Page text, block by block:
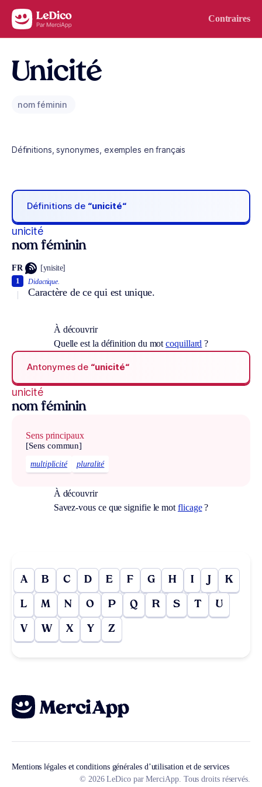
Aller au contenu Contraires
Unicité
nom féminin
Définitions, synonymes, exemples en français
Définitions de “unicité“
unicité
nom féminin
FR [ynisite]
Didactique.
Caractère de ce qui est unique.
1
À découvrir
Quelle est la définition du motcoquillard ?
Antonymes de “unicité“
unicité
nom féminin
Sens principaux
[Sens commun]
multiplicité pluralité
À découvrir
Savez-vous ce que signifie le mot flicage?
A B C D E F G H I J K
L M N O P Q R S T U
V W X Y Z
Mentions légales et conditions générales d’utilisation et de services
© 2026 LeDico par MerciApp. Tous droits réservés.